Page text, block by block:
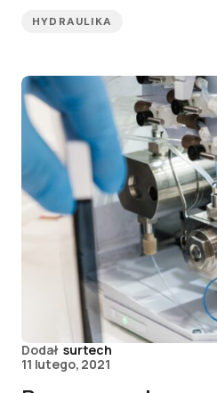
HYDRAULIKA
Dodał surtech
11 lutego, 2021